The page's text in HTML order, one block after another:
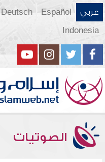
عربي Español
Deutsch
Indonesia
الصوتيات